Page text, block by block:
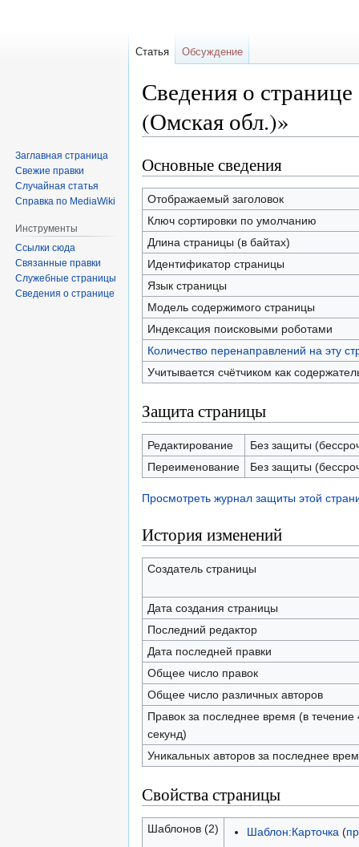
Сведения о
(Омская обл.)»
Перейти
к
навигации
Перейти
к
поиску
Основные сведения
Отображаемый заголовок
Ключ сортировки по умолчанию
Длина страницы (в байтах)
Идентификатор страницы
Язык страницы
Модель содержимого страницы
Индексация поисковыми роботами
Количество перенаправлений на эту
Учитывается счётчиком как
Защита страницы
Редактирование
Без защиты
Переименование
Без защиты
Просмотреть журнал защиты этой
История изменений
Создатель страницы
Дата создания страницы
Последний редактор
Дата последней правки
Общее число правок
Общее число различных авторов
Правок за последнее время (в
секунд)
Уникальных авторов за последнее
Свойства страницы
Шаблонов (2) Шаблон:Карточка (
Статья Обсуждение
Заглавная страница
Свежие правки
Случайная статья
Справка по MediaWiki
Инструменты
Ссылки сюда
Связанные правки
Служебные страницы
Сведения о странице